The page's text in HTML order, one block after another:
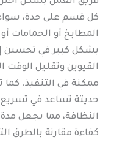
كل قسم على حدة، سواء
المطابخ أو الحمامات
بشكل كبير في تحسين
القيوين وتقليل
ممكنة في التنفيذ.
حديثة تساعد في
النظافة، مما يجعل
كفاءة مقارنة بالطرق